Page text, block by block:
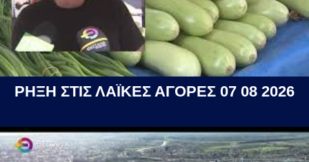
ΡΗΞΗ ΣΤΙΣ ΛΑΪΚΕΣ ΑΓΟΡΕΣ 07 08 2026